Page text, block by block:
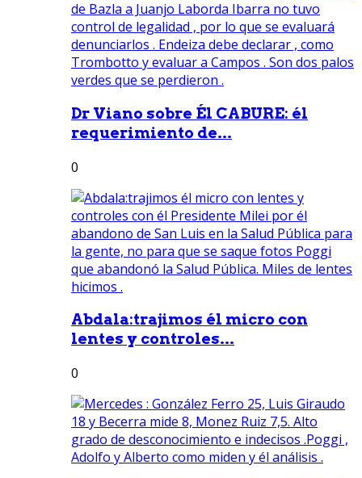
Dr Viano sobre Él CABURE: él
requerimiento de...
0
Abdala:trajimos él micro con
lentes y controles...
0